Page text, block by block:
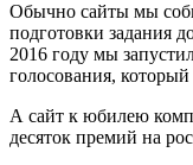
Обычно сайты мы
подготовки задания
2016 году мы
голосования,
А сайт к юбилею
десяток премий на